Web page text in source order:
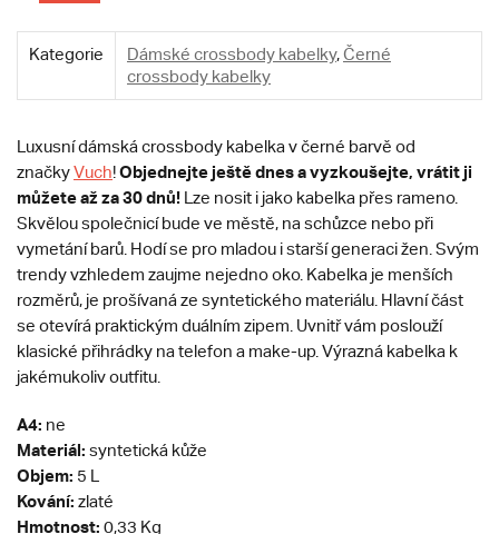
Kategorie Dámské crossbody kabelky,Černé
crossbody kabelky
Luxusní dámská crossbody kabelka v černé barvě od
značkyVuch!Objednejte ještě dnes a vyzkoušejte, vrátit ji
můžete až za 30 dnů! Lze nosit i jako kabelka přes rameno.
Skvělou společnicí bude ve městě, na schůzce nebo při
vymetání barů. Hodí se pro mladou i starší generaci žen. Svým
trendy vzhledem zaujme nejedno oko. Kabelka je menších
rozměrů, je prošívaná ze syntetického materiálu. Hlavní část
se otevírá praktickým duálním zipem. Uvnitř vám poslouží
klasické přihrádky na telefon a make-up. Výrazná kabelka k
jakémukoliv outfitu.
A4: ne
Materiál: syntetická kůže
Objem: 5 L
Kování: zlaté
Hmotnost: 0,33 Kg